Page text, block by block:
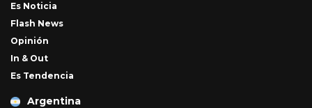
Es Noticia
Flash News
Opinión
In & Out
Es Tendencia
Argentina